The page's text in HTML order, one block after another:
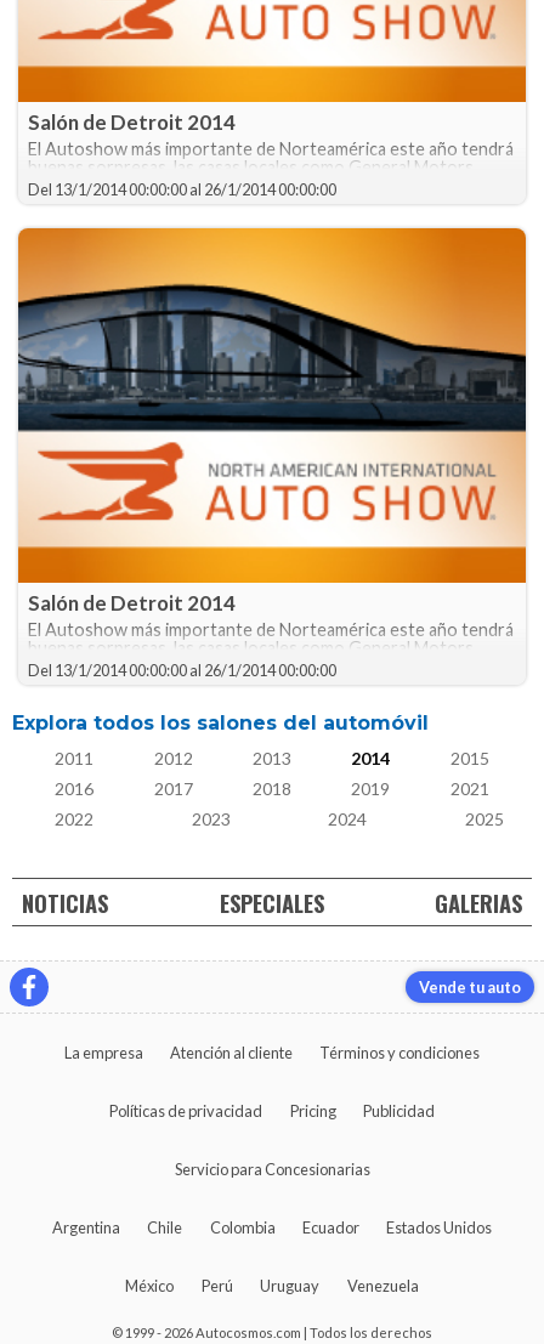
Salón de Detroit 2014
El Autoshow más importante de Norteamérica este año tendrá
buenas sorpresas. las casas locales como General Motors,
Ford y Chrysler muestran lo mejor que tendrán para este 2014.
Del 13/1/2014 00:00:00al 26/1/2014 00:00:00
Salón de Detroit 2014
El Autoshow más importante de Norteamérica este año tendrá
buenas sorpresas. las casas locales como General Motors,
Ford y Chrysler muestran lo mejor que tendrán para este 2014.
Del 13/1/2014 00:00:00al 26/1/2014 00:00:00
Explora todos los salones del automóvil
2011 2012 2013 2014
2015
2016
2017 2018 2019
2021
2022
2023 2024 2025
NOTICIAS ESPECIALES GALERIAS
Vende tu auto
La empresa Atención al cliente Términos y condiciones
Políticas de privacidad Pricing Publicidad
Servicio para Concesionarias
Argentina Chile Colombia Ecuador Estados Unidos
México Perú Uruguay Venezuela
© 1999 - 2026 Autocosmos.com | Todos los derechos